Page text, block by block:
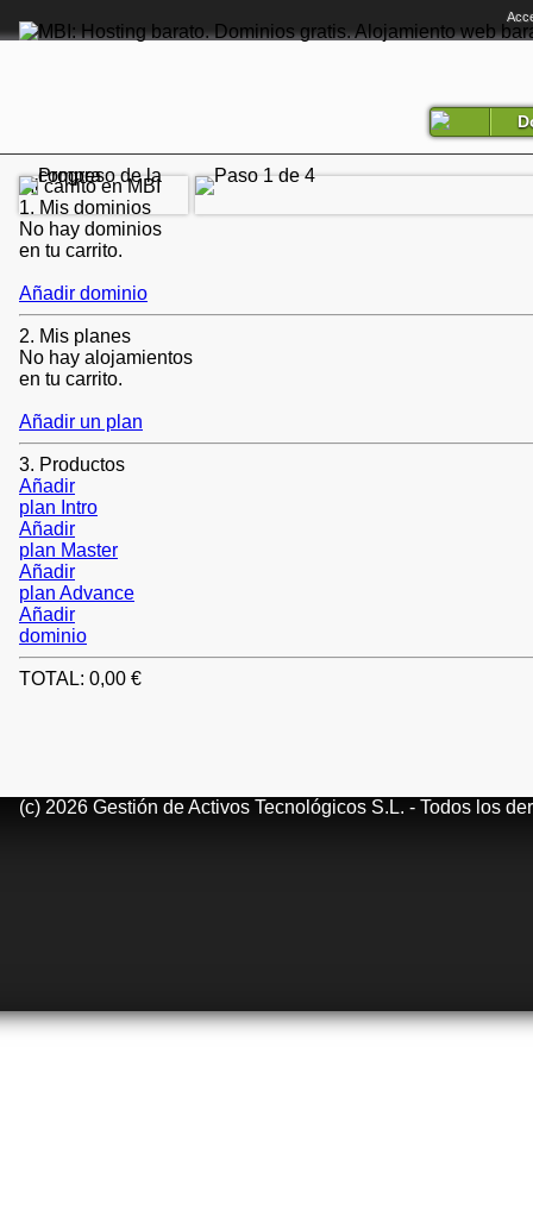
Mi carrito en MBI
1. Mis dominios
No hay dominios
en tu carrito.
Añadir dominio
2. Mis planes
No hay alojamientos
en tu carrito.
Añadir un plan
3. Productos
Añadir
plan Intro
Añadir
plan Master
Añadir
plan Advance
Añadir
dominio
TOTAL: 0,00 €
(c) 2026 Gestión de Activos Tecnológicos S.L. - Todos los